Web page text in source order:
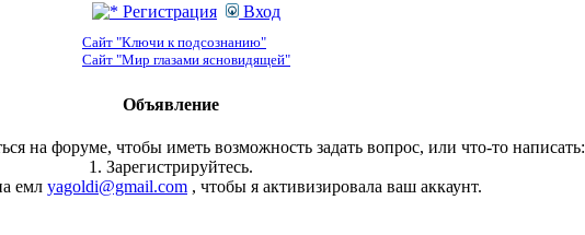
Регистрация
Вход
Сайт "Ключи к подсознанию"
Сайт "Мир глазами ясновидящей"
Объявление
на форуме, чтобы иметь возможность задать вопрос, или что-то написать:
1. Зарегистрируйтесь.
емл yagoldi@gmail.com , чтобы я активизировала ваш аккаунт.